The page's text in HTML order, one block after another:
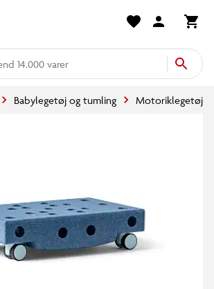
14.000 varer
Babylegetøj og tumling Motoriklegetøj